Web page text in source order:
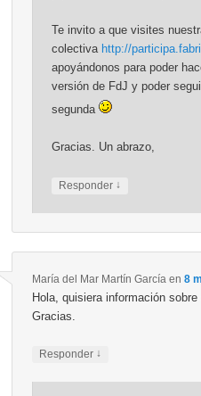
Te invito a que visites
colectiva http://
apoyándonos para poder
versión de FdJ y poder
segunda
Gracias. Un abrazo,
Responder ↓
María del Mar Martín Garcíaen 8
Hola, quisiera información
Gracias.
Responder ↓